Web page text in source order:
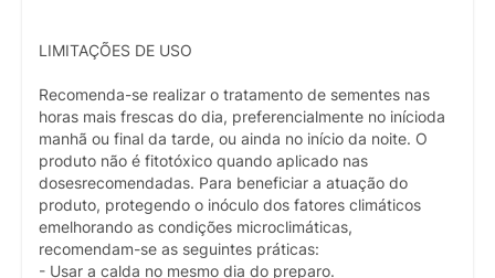
LIMITAÇÕES DE USO
Recomenda-se realizar o tratamento de sementes nas
horas mais frescas do dia, preferencialmente no inícioda
manhã ou final da tarde, ou ainda no início da noite. O
produto não é fitotóxico quando aplicado nas
dosesrecomendadas. Para beneficiar a atuação do
produto, protegendo o inóculo dos fatores climáticos
emelhorando as condições microclimáticas,
recomendam-se as seguintes práticas:
- Usar a calda no mesmo dia do preparo.